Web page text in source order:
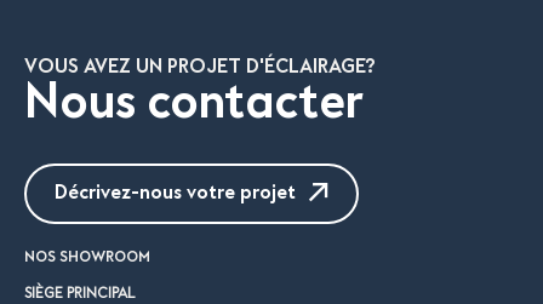
VOUS AVEZ UN PROJET D'ÉCLAIRAGE?
Nous contacter
Décrivez-nous votre projet
NOS SHOWROOM
SIÈGE PRINCIPAL